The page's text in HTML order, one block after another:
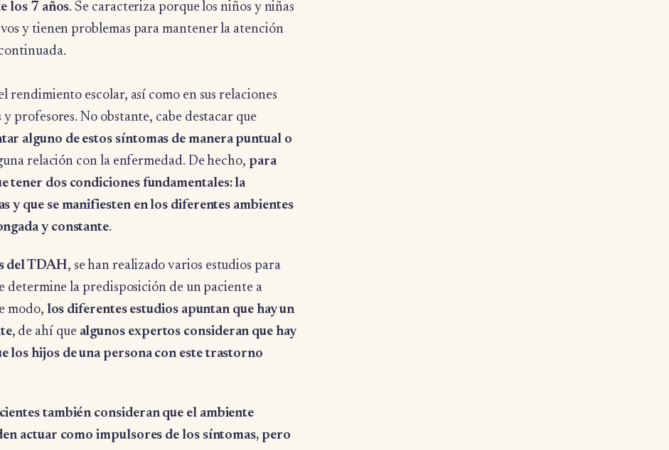
los 7 años. Se caracteriza porque los niños y niñas
y tienen problemas para mantener la atención
rendimiento escolar, así como en sus relaciones
profesores. No obstante, cabe destacar que
alguno de estos síntomas de manera puntual o
relación con la enfermedad. De hecho, para
tener dos condiciones fundamentales: la
y que se manifiesten en los diferentes ambientes
y constante.
del TDAH, se han realizado varios estudios para
determine la predisposición de un paciente a
modo, los diferentes estudios apuntan que hay un
, de ahí que algunos expertos consideran que hay
los hijos de una persona con este trastorno
también consideran que el ambiente
actuar como impulsores de los síntomas, pero